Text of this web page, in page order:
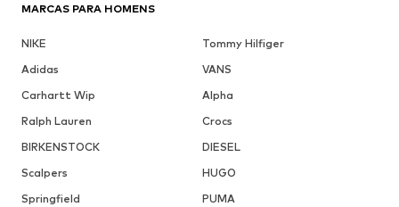
MARCAS PARA HOMENS
NIKE
Tommy Hilfiger
Adidas
VANS
Carhartt Wip
Alpha
Ralph Lauren
Crocs
BIRKENSTOCK
DIESEL
Scalpers
HUGO
Springfield
PUMA